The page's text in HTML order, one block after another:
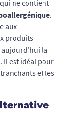
ne contient
.
aux
produits
aujourd'hui la
Il est idéal pour
et les